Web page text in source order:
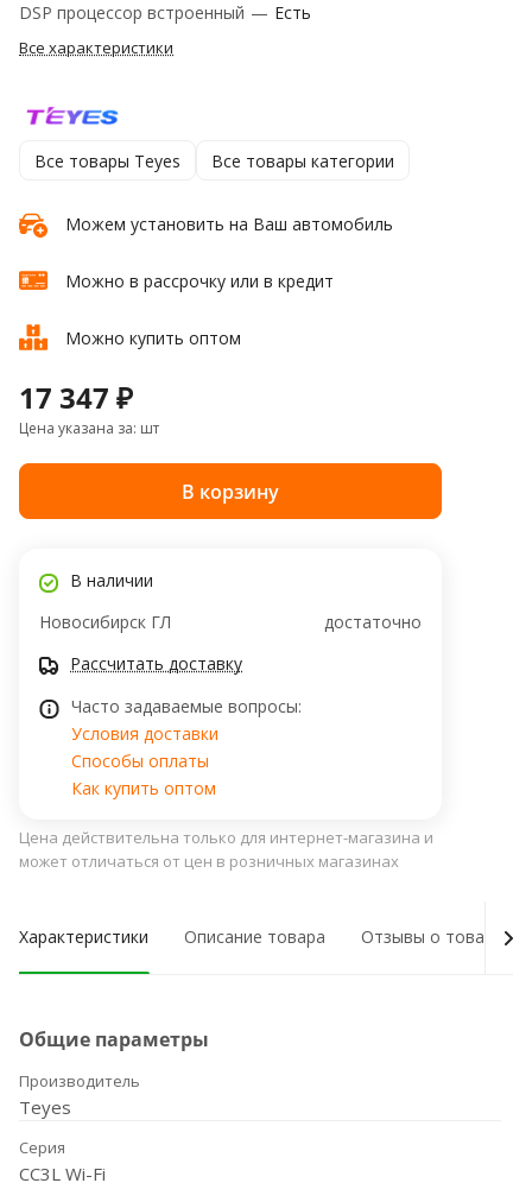
DSP процессор встроенный — Есть
Все характеристики
Все товары Teyes Все товары категории
Можем установить на Ваш автомобиль
Можно в рассрочку или в кредит
Можно купить оптом
17 347 ₽
Цена указана за: шт
В корзину
В наличии
Новосибирск ГЛ
достаточно
Рассчитать доставку
Часто задаваемые вопросы:
Условия доставки
Способы оплаты
Как купить оптом
Цена действительна только для интернет-магазина и
может отличаться от цен в розничных магазинах
Характеристики Описание товара Отзывы о товаре
Общие параметры
Производитель
Teyes
Серия
CC3L Wi-Fi